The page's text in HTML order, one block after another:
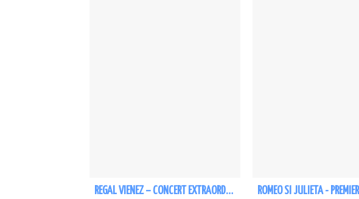
REGAL VIENEZ – CONCERT EXTRAORDINAR DE CRACIUN - Bucuresti